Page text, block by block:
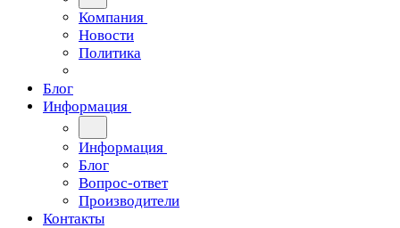
Компания
Новости
Политика
Блог
Информация
Информация
Блог
Вопрос-ответ
Производители
Контакты